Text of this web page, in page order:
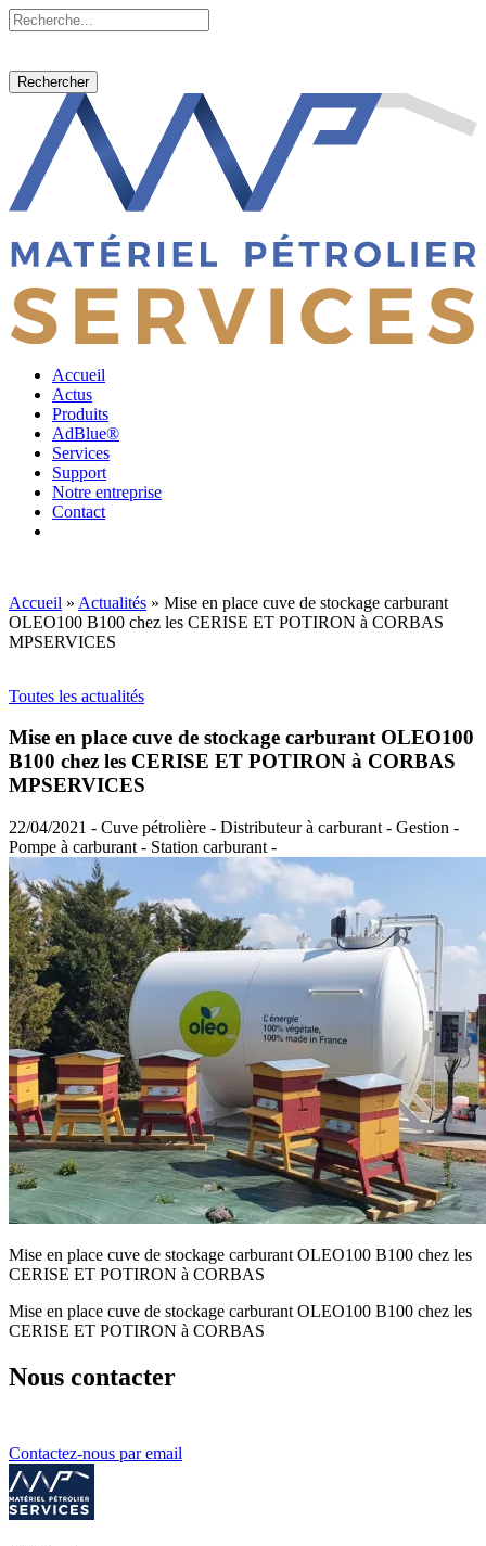
Rechercher
Accueil
Actus
Produits
AdBlue®
Services
Support
Notre entreprise
Contact
Accueil » Actualités » Mise en place cuve de stockage carburant
OLEO100 B100 chez les CERISE ET POTIRON à CORBAS
MPSERVICES
Toutes les actualités
Mise en place cuve de stockage carburant OLEO100
B100 chez les CERISE ET POTIRON à CORBAS
MPSERVICES
22/04/2021 - Cuve pétrolière - Distributeur à carburant - Gestion -
Pompe à carburant - Station carburant -
Mise en place cuve de stockage carburant OLEO100 B100 chez les
CERISE ET POTIRON à CORBAS
Mise en place cuve de stockage carburant OLEO100 B100 chez les
CERISE ET POTIRON à CORBAS
Nous contacter
Contactez-nous par email